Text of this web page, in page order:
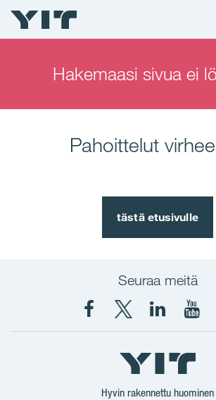
Hakemaasi sivua ei
Pahoittelut
tästä etusivulle
Seuraa meitä
Facebook
X
YIT
Suomi
YITYIT
Hyvin rakennettu huominen